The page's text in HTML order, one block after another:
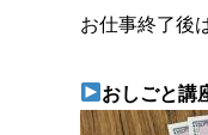
お仕事終了後
おしごと